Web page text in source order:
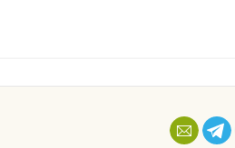
واتس أبتليجرام